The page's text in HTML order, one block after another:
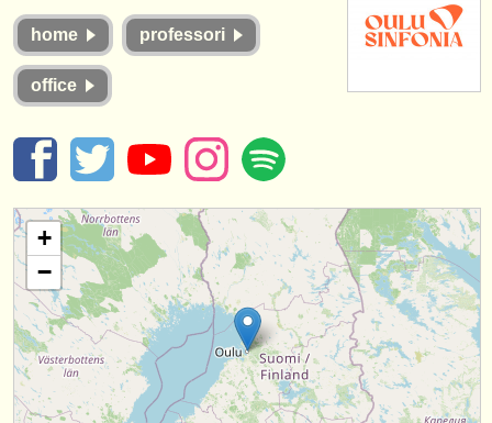
concorsi/premi
strumenti in vendita
strumenti rubati
elenchi:
orchestre e teatri lirici
conservatori
orchestre giovanili
musicalchairs:
riguardo musicalchairs
home professori
office
+
−